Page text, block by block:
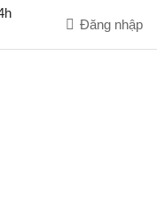
Đăng nhập